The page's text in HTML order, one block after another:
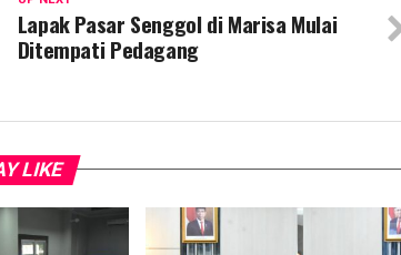
Lapak Pasar Senggol di Marisa Mulai
Ditempati Pedagang
LIKE